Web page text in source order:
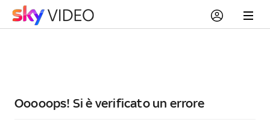
Ooooops! Si è verificato un errore